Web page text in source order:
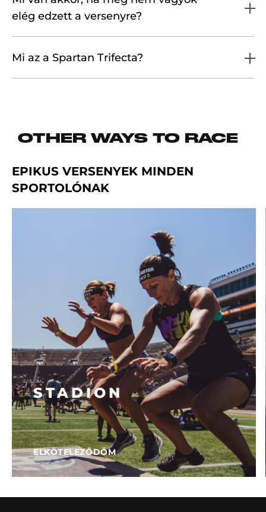
elég edzett a versenyre?
Mi az a Spartan Trifecta?
OTHER WAYS TO RACE
EPIKUS VERSENYEK MINDEN
SPORTOLÓNAK
STADION
ELKÖTELEZŐDÖM